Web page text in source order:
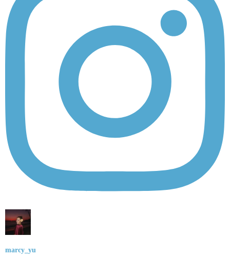
marcy_yu